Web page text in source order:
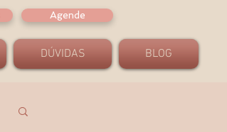
Agende
DÚVIDAS BLOG